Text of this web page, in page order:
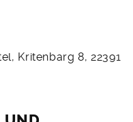
Kritenbarg 8, 22391